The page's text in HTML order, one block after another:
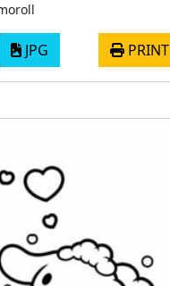
JPG PRINT